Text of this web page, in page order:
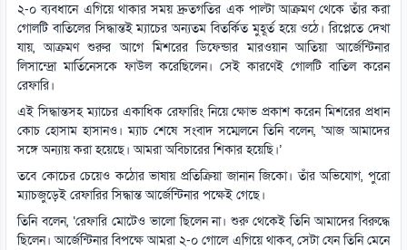
২-০ ব্যবধানে এগিয়ে থাকার সময় দ্রুতগতির এক পাল্টা আক্রমণ থেকে তাঁর করা
গোলটি বাতিলের সিদ্ধান্তই ম্যাচের অন্যতম বিতর্কিত মুহূর্ত হয়ে ওঠে। রিপ্লেতে দেখা
যায়, আক্রমণ শুরুর আগে মিশরের ডিফেন্ডার মারওয়ান আতিয়া আর্জেন্টিনার
লিসান্দ্রো মার্তিনেসকে ফাউল করেছিলেন। সেই কারণেই গোলটি বাতিল করেন
রেফারি।
এই সিদ্ধান্তসহ ম্যাচের একাধিক রেফারিং নিয়ে ক্ষোভ প্রকাশ করেন মিশরের প্রধান
কোচ হোসাম হাসানও। ম্যাচ শেষে সংবাদ সম্মেলনে তিনি বলেন, ‘আজ আমাদের
সঙ্গে অন্যায় করা হয়েছে। আমরা অবিচারের শিকার হয়েছি।’
তবে কোচের চেয়েও কঠোর ভাষায় প্রতিক্রিয়া জানান জিকো। তাঁর অভিযোগ, পুরো
ম্যাচজুড়েই রেফারির সিদ্ধান্ত আর্জেন্টিনার পক্ষেই গেছে।
তিনি বলেন, ‘রেফারি মোটেও ভালো ছিলেন না। শুরু থেকেই তিনি আমাদের বিরুদ্ধে
ছিলেন। আর্জেন্টিনার বিপক্ষে আমরা ২-০ গোলে এগিয়ে থাকব, সেটা যেন তিনি মেনে